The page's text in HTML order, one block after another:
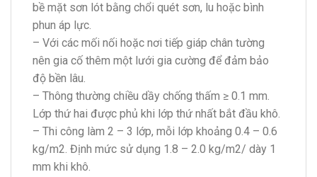
bề mặt sơn lót bằng chổi quét sơn, lu hoặc bình
phun áp lực.
– Với các mối nối hoặc nơi tiếp giáp chân tường
nên gia cố thêm một lưới gia cường để đảm bảo
độ bền lâu.
– Thông thường chiều dầy chống thấm ≥ 0.1 mm.
Lớp thứ hai được phủ khi lớp thứ nhất bắt đầu khô.
– Thi công làm 2 – 3 lớp, mỗi lớp khoảng 0.4 – 0.6
kg/m2. Định mức sử dụng 1.8 – 2.0 kg/m2/ dày 1
mm khi khô.